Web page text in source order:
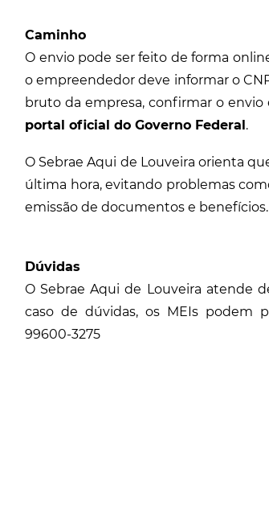
Caminho
O envio pode ser feito de forma
o empreendedor deve informar o
bruto da empresa, confirmar o envio
portal oficial do Governo Federal.
O Sebrae Aqui de Louveira orienta
última hora, evitando problemas
emissão de documentos e benefícios.
Dúvidas
O Sebrae Aqui de Louveira atende
caso de dúvidas, os MEIs podem
99600-3275